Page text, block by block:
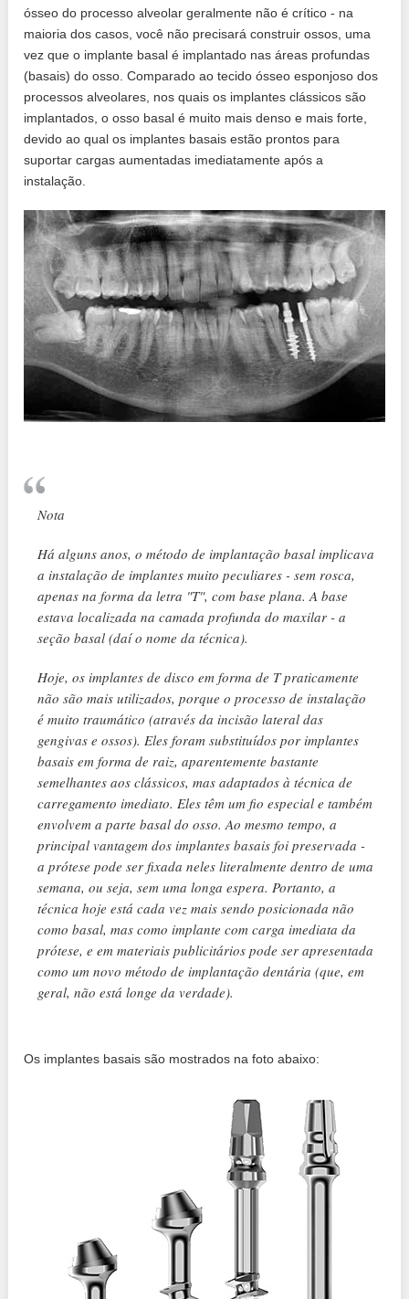
ósseo do processo alveolar geralmente não é crítico - na
maioria dos casos, você não precisará construir ossos, uma
vez que o implante basal é implantado nas áreas profundas
(basais) do osso. Comparado ao tecido ósseo esponjoso dos
processos alveolares, nos quais os implantes clássicos são
implantados, o osso basal é muito mais denso e mais forte,
devido ao qual os implantes basais estão prontos para
suportar cargas aumentadas imediatamente após a
instalação.
Nota
Há alguns anos, o método de implantação basal implicava
a instalação de implantes muito peculiares - sem rosca,
apenas na forma da letra "T", com base plana. A base
estava localizada na camada profunda do maxilar - a
seção basal (daí o nome da técnica).
Hoje, os implantes de disco em forma de T praticamente
não são mais utilizados, porque o processo de instalação
é muito traumático (através da incisão lateral das
gengivas e ossos). Eles foram substituídos por implantes
basais em forma de raiz, aparentemente bastante
semelhantes aos clássicos, mas adaptados à técnica de
carregamento imediato. Eles têm um fio especial e também
envolvem a parte basal do osso. Ao mesmo tempo, a
principal vantagem dos implantes basais foi preservada -
a prótese pode ser fixada neles literalmente dentro de uma
semana, ou seja, sem uma longa espera. Portanto, a
técnica hoje está cada vez mais sendo posicionada não
como basal, mas como implante com carga imediata da
prótese, e em materiais publicitários pode ser apresentada
como um novo método de implantação dentária (que, em
geral, não está longe da verdade).
Os implantes basais são mostrados na foto abaixo: